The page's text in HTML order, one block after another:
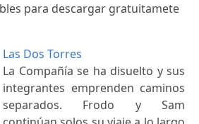
para descargar gratuitamete
Las Dos Torres
La Compañía se ha disuelto y sus
integrantes emprenden caminos
separados. Frodo y Sam